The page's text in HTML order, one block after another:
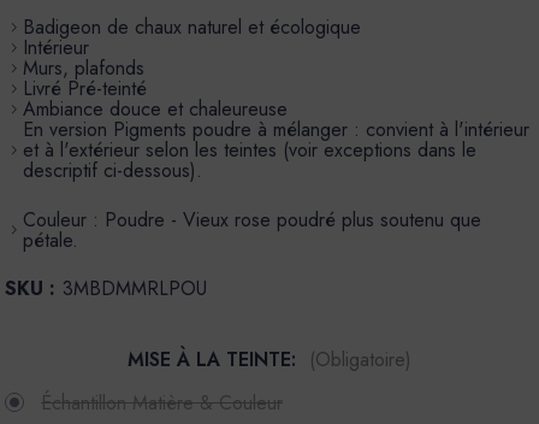
Badigeon de chaux naturel et écologique
Intérieur
Murs, plafonds
Livré Pré-teinté
Ambiance douce et chaleureuse
En version Pigments poudre à mélanger : convient à l'intérieur
et à l'extérieur selon les teintes (voir exceptions dans le
descriptif ci-dessous).
Couleur : Poudre - Vieux rose poudré plus soutenu que
pétale.
SKU : 3MBDMMRLPOU
MISE À LA TEINTE:
(Obligatoire)
Échantillon Matière & Couleur